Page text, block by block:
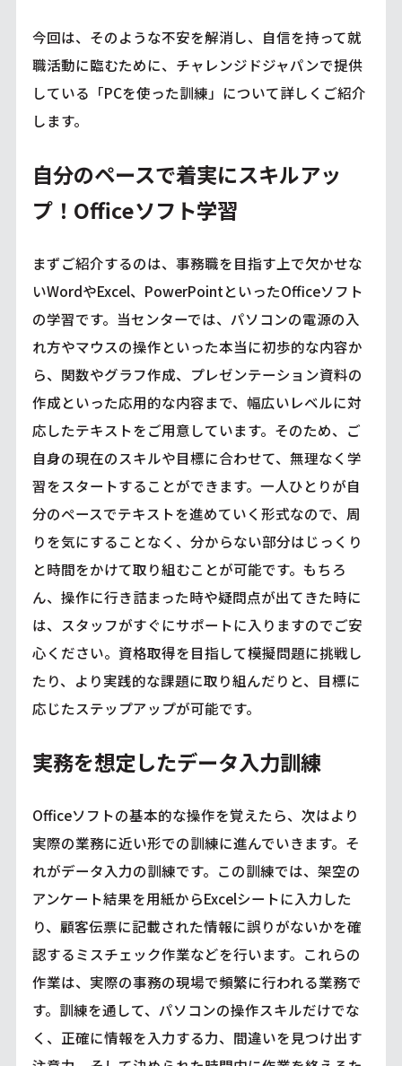
今回は、そのような不安を解消し、自信を持って就
職活動に臨むために、チャレンジドジャパンで提供
している「PCを使った訓練」について詳しくご紹介
します。
自分のペースで着実にスキルアッ
プ！Officeソフト学習
まずご紹介するのは、事務職を目指す上で欠かせな
いWordやExcel、PowerPointといったOfficeソフト
の学習です。当センターでは、パソコンの電源の入
れ方やマウスの操作といった本当に初歩的な内容か
ら、関数やグラフ作成、プレゼンテーション資料の
作成といった応用的な内容まで、幅広いレベルに対
応したテキストをご用意しています。そのため、ご
自身の現在のスキルや目標に合わせて、無理なく学
習をスタートすることができます。一人ひとりが自
分のペースでテキストを進めていく形式なので、周
りを気にすることなく、分からない部分はじっくり
と時間をかけて取り組むことが可能です。もちろ
ん、操作に行き詰まった時や疑問点が出てきた時に
は、スタッフがすぐにサポートに入りますのでご安
心ください。資格取得を目指して模擬問題に挑戦し
たり、より実践的な課題に取り組んだりと、目標に
応じたステップアップが可能です。
実務を想定したデータ入力訓練
Officeソフトの基本的な操作を覚えたら、次はより
実際の業務に近い形での訓練に進んでいきます。そ
れがデータ入力の訓練です。この訓練では、架空の
アンケート結果を用紙からExcelシートに入力した
り、顧客伝票に記載された情報に誤りがないかを確
認するミスチェック作業などを行います。これらの
作業は、実際の事務の現場で頻繁に行われる業務で
す。訓練を通して、パソコンの操作スキルだけでな
く、正確に情報を入力する力、間違いを見つけ出す